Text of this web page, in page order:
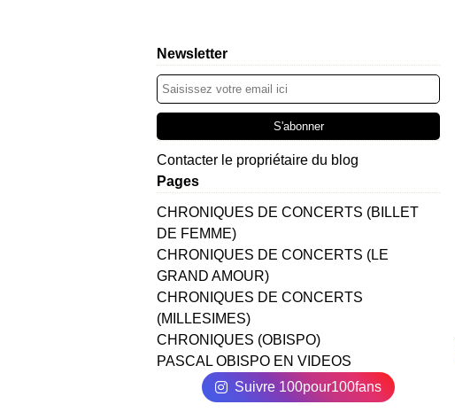
Newsletter
Contacter le propriétaire du blog
Pages
CHRONIQUES DE CONCERTS (BILLET
DE FEMME)
CHRONIQUES DE CONCERTS (LE
GRAND AMOUR)
CHRONIQUES DE CONCERTS
(MILLESIMES)
CHRONIQUES (OBISPO)
PASCAL OBISPO EN VIDEOS
Suivre 100pour100fans